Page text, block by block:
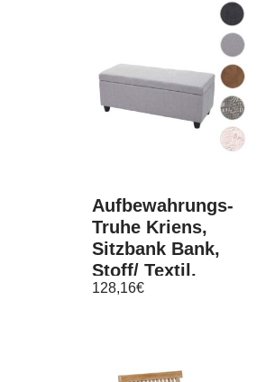
Aufbewahrungs-
Truhe Kriens,
Sitzbank Bank,
Stoff/ Textil,
45x114x45cm
128,16€